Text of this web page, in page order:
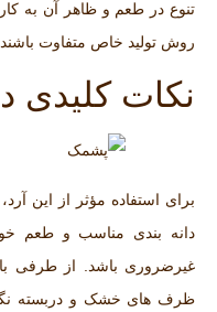
تنوع در طعم و ظاهر آن به
روش تولید خاص متفاوت باشند.
نکات کلیدی
برای استفاده مؤثر از این آرد،
دانه ‌بندی مناسب و طعم
غیرضروری باشد. از طرفی
ظرف‌ های خشک و دربسته